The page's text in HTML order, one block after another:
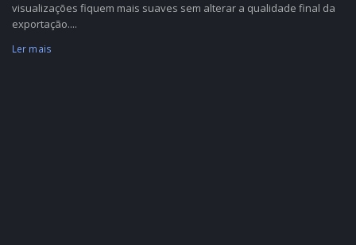
visualizações fiquem mais suaves sem alterar a qualidade final da
exportação....
Ler mais